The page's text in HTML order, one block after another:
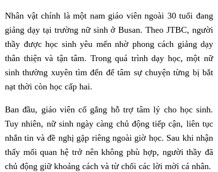
Nhân vật chính là một nam giáo viên ngoài 30 tuổi đang
giảng dạy tại trường nữ sinh ở Busan. Theo JTBC, người
thầy được học sinh yêu mến nhờ phong cách giảng dạy
thân thiện và tận tâm. Trong quá trình dạy học, một nữ
sinh thường xuyên tìm đến để tâm sự chuyện từng bị bắt
nạt thời còn học cấp hai.
Ban đầu, giáo viên cố gắng hỗ trợ tâm lý cho học sinh.
Tuy nhiên, nữ sinh ngày càng chủ động tiếp cận, liên tục
nhắn tin và đề nghị gặp riêng ngoài giờ học. Sau khi nhận
thấy mối quan hệ trở nên không phù hợp, người thầy đã
chủ động giữ khoảng cách và từ chối các lời mời cá nhân.